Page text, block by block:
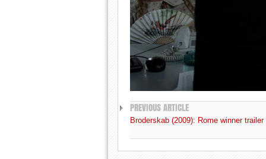
PREVIOUS ARTICLE
Broderskab (2009): Rome winner trailer